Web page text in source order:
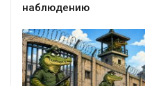
наблюдению